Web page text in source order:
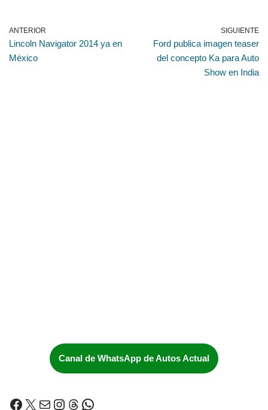
ANTERIOR
Lincoln Navigator 2014 ya en
México
SIGUIENTE
Ford publica imagen teaser
del concepto Ka para Auto
Show en India
Canal de WhatsApp de Autos Actual